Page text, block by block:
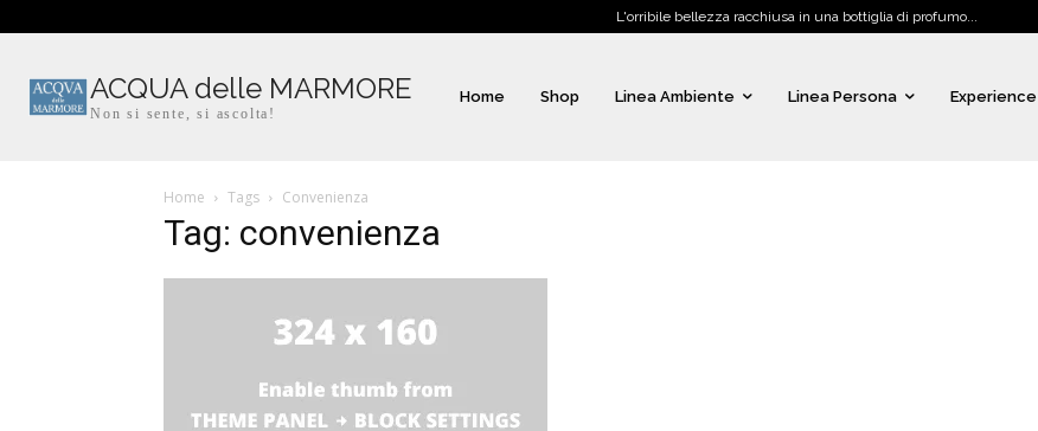
L'orribile bellezza racchiusa in una bottiglia di profumo...
ACQUA delle MARMORE
Non si sente, si ascolta!
Home Shop Linea Ambiente Linea Persona Experience
Home Tags Convenienza
Tag: convenienza